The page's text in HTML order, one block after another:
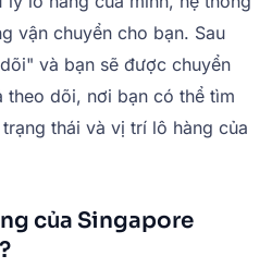
vận chuyển cho bạn. Sau
và bạn sẽ được chuyển
theo dõi, nơi bạn có thể tìm
thái và vị trí lô hàng của
của Singapore